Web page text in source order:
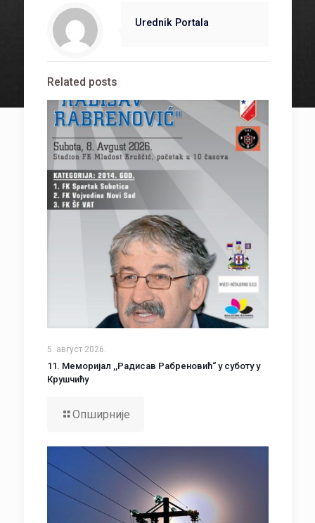
Urednik Portala
Related posts
5. август 2026.
11. Меморијал ,,Радисав Рабреновић“ у суботу у
Крушчићу
Опширније